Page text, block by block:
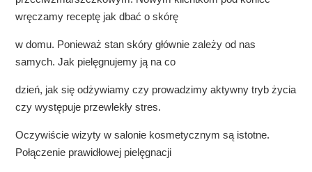
wręczamy receptę jak dbać o skórę
w domu. Ponieważ stan skóry głównie zależy od nas
samych. Jak pielęgnujemy ją na co
dzień, jak się odżywiamy czy prowadzimy aktywny tryb życia
czy występuje przewlekły stres.
Oczywiście wizyty w salonie kosmetycznym są istotne.
Połączenie prawidłowej pielęgnacji